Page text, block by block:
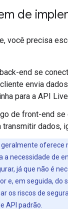
de
você precisa
end se
envia
para a API
de front-end
transmitir dados,
oferece
a necessidade de
já que não é
e, em seguida, do
os riscos de
API padrão.